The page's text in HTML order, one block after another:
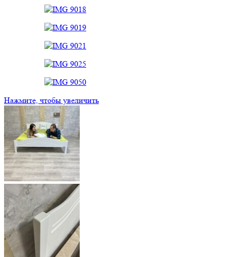
Нажмите, чтобы увеличить